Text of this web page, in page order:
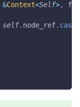
&Context<Self>,
self. node_ref. cast